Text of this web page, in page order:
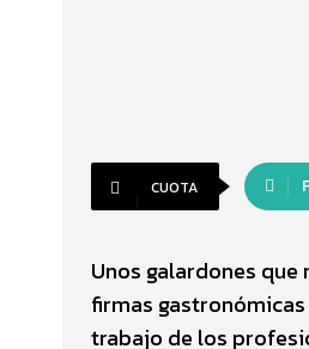
CUOTA
Unos galardones
firmas
trabajo de los